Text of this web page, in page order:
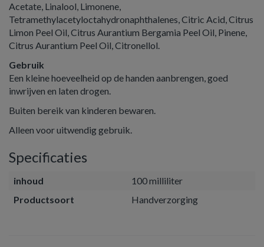
Acetate, Linalool, Limonene,
Tetramethylacetyloctahydronaphthalenes, Citric Acid, Citrus
Limon Peel Oil, Citrus Aurantium Bergamia Peel Oil, Pinene,
Citrus Aurantium Peel Oil, Citronellol.
Gebruik
Een kleine hoeveelheid op de handen aanbrengen, goed
inwrijven en laten drogen.
Buiten bereik van kinderen bewaren.
Alleen voor uitwendig gebruik.
Specificaties
inhoud
100 milliliter
Productsoort
Handverzorging